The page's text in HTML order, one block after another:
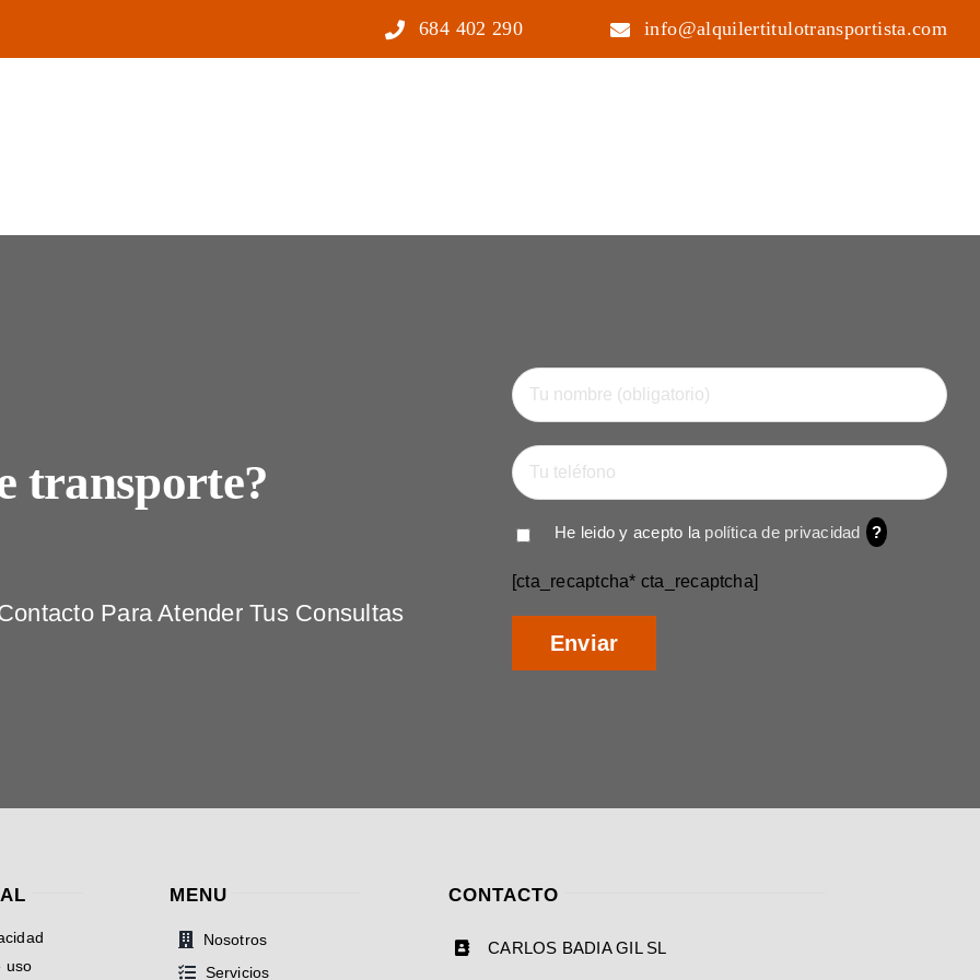
684 402 290 info@alquilertitulotransportista.com
transporte?
Para Atender Tus Consultas
He leido y acepto la política de privacidad ?
[cta_recaptcha* cta_recaptcha]
uso
MENU
Nosotros
Servicios
CONTACTO
CARLOS BADIA GIL SL